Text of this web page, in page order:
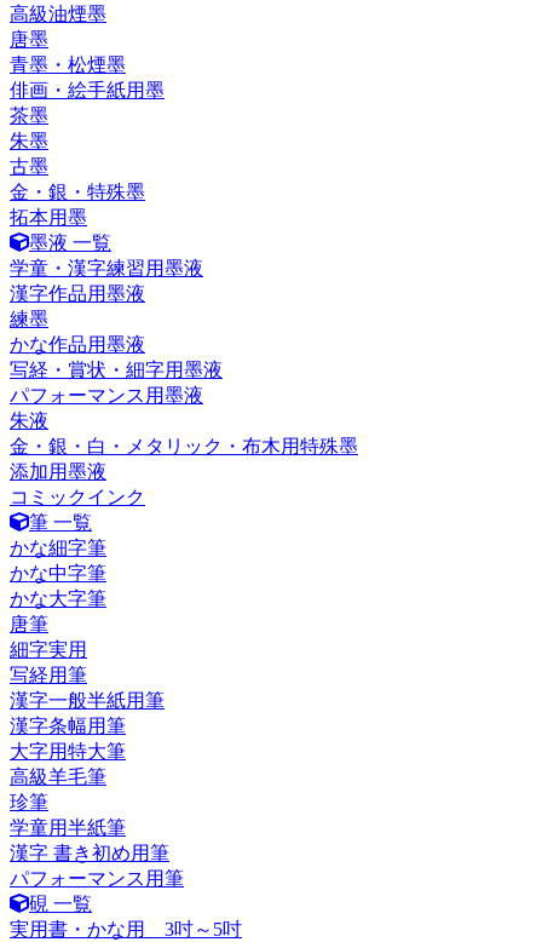
高級油煙墨
唐墨
青墨・松煙墨
俳画・絵手紙用墨
茶墨
朱墨
古墨
金・銀・特殊墨
拓本用墨
墨液 一覧
学童・漢字練習用墨液
漢字作品用墨液
練墨
かな作品用墨液
写経・賞状・細字用墨液
パフォーマンス用墨液
朱液
金・銀・白・メタリック・布木用特殊墨
添加用墨液
コミックインク
筆 一覧
かな細字筆
かな中字筆
かな大字筆
唐筆
細字実用
写経用筆
漢字一般半紙用筆
漢字条幅用筆
大字用特大筆
高級羊毛筆
珍筆
学童用半紙筆
漢字 書き初め用筆
パフォーマンス用筆
硯 一覧
実用書・かな用 3吋～5吋